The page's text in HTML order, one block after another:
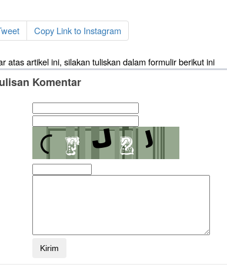
Copy Link to Instagram
atas artikel ini, silakan tuliskan dalam formulir berikut ini
Komentar